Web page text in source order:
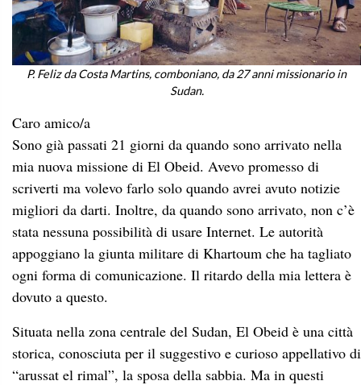
P. Feliz da Costa Martins, comboniano, da 27 anni missionario in
Sudan.
Caro amico/a
Sono già passati 21 giorni da quando sono arrivato nella
mia nuova missione di El Obeid. Avevo promesso di
scriverti ma volevo farlo solo quando avrei avuto notizie
migliori da darti. Inoltre, da quando sono arrivato, non c’è
stata nessuna possibilità di usare Internet. Le autorità
appoggiano la giunta militare di Khartoum che ha tagliato
ogni forma di comunicazione. Il ritardo della mia lettera è
dovuto a questo.
Situata nella zona centrale del Sudan, El Obeid è una città
storica, conosciuta per il suggestivo e curioso appellativo di
“arussat el rimal”, la sposa della sabbia. Ma in questi